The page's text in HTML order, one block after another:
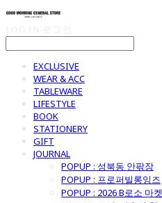
EXCLUSIVE
WEAR & ACC
TABLEWARE
LIFESTYLE
BOOK
STATIONERY
GIFT
JOURNAL
POPUP : 성북동 안팎장
POPUP : 프로퍼빌롱잉즈
POPUP : 2026 B로소 마켓